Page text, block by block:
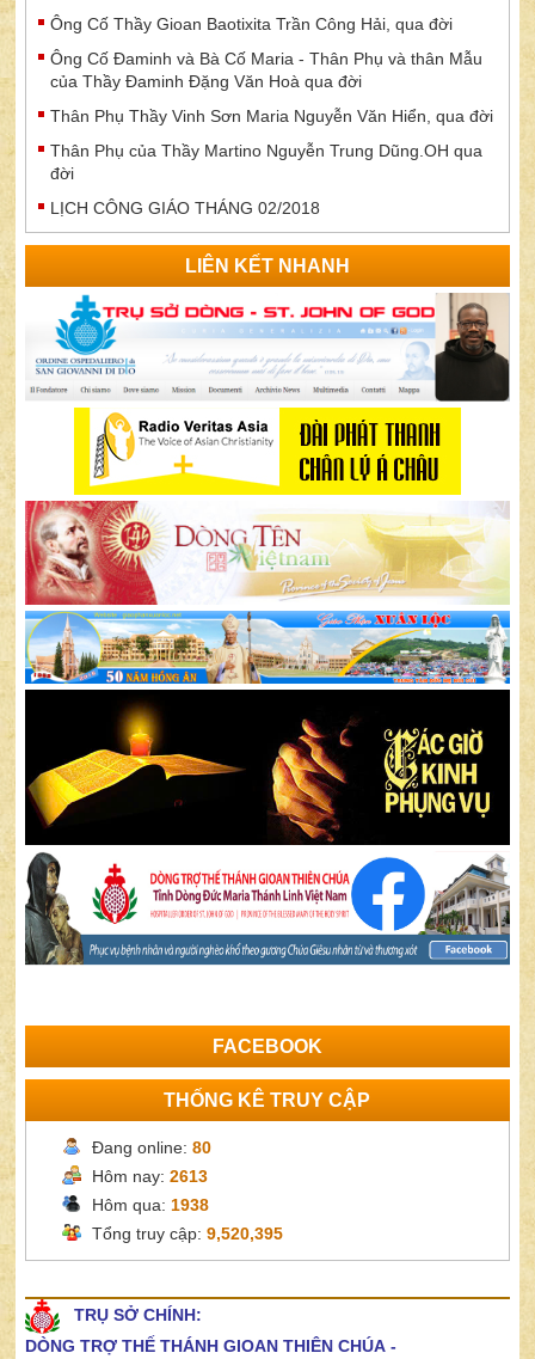
Ông Cố Thầy Gioan Baotixita Trần Công Hải, qua đời
Ông Cố Đaminh và Bà Cố Maria - Thân Phụ và thân Mẫu
của Thầy Đaminh Đặng Văn Hoà qua đời
Thân Phụ Thầy Vinh Sơn Maria Nguyễn Văn Hiển, qua đời
Thân Phụ của Thầy Martino Nguyễn Trung Dũng.OH qua
đời
LỊCH CÔNG GIÁO THÁNG 02/2018
LIÊN KẾT NHANH
FACEBOOK
THỐNG KÊ TRUY CẬP
Đang online:80
Hôm nay:2613
Hôm qua: 1938
Tổng truy cập:9,520,395
TRỤ SỞ CHÍNH:
DÒNG TRỢ THẾ THÁNH GIOAN THIÊN CHÚA -